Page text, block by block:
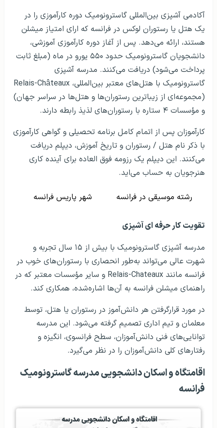
آکادمی آشپزی بین‌المللی گاسترونومیک دوره کارآموزی را در
یک هتل یا رستوران لوکس در فرانسه که ارای امتیاز میشلن
هستند، ارائه می‌دهد. پس از آغاز دوره کارآموزی آموزشی،
دانشجویان گاسترونومیک حدود ۵۵۰ یورو در ماه (مبلغ ثابت
پرداخت می‌شود) دریافت می‌کنند. مدرسه آشپزی
گاسترونومیک با هتل‌های معتبر بین‌المللی، Relais-Châteaux
(مجموعه‌ای از زیباترین رستوران‌ها و هتل‌ها در سراسر جهان)
و مؤسسات ۴ ستاره با رستوران‌های لذیذ رابطه دارند.
کارآموزان پس از اتمام کامل برنامه تحصیلی و گواهی کارآموزی
با ذکر نام هتل / رستوران و تاریخ آموزش، دیپلم دریافت
می‌کنند. این دیپلم یک رزومه فوق العاده برای آینده کاری
هنرجویان به حساب می‌اید.
رشته موسیقی در فرانسه شهر پاریس فرانسه
تقویت کار حرفه‌ ای آشپزی
مدرسه آشپزی گاسترونومیک با بیش از ۱۵ سال تجربه و
شهرت عالی می‌تواند به‌طور انحصاری با رستوران‌های خوب در
فرانسه مانند Relais-Chateaux و سایر مؤسسات معتبر که در
راهنمای میشلن فرانسه به آن‌ها اشاره‌شده، همکاری کند.
در مورد قرارگرفتن هر دانش‌آموز در رستوران یا هتل، توسط
معلمان و تیم اداری تصمیم گرفته می‌شود. این مدرسه
توانایی‌های فنی دانش‌آموزان، سطح فرانسوی، انگیزه و
رفتارهای کلی دانش‌آموزان را در نظر می‌گیرد.
اقامتگاه و اسکان دانشجویی مدرسه گاسترونومیک
فرانسه